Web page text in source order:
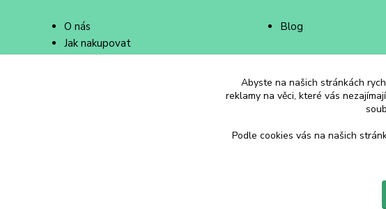
O nás
Jak nakupovat
Doprava a platba
Blog
Abyste na našich stránkách
reklamy na věci, které vás
Podle cookies vás na našich